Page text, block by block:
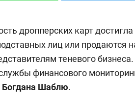
дропперских карт
лиц или продаются
теневого
финансового
Богдана Шаблю.
150 камер до квартиры
ID вместо ключа: какой